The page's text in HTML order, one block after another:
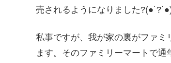
売されるようになりました
私事ですが、我が家の裏がファミ
ます。そのファミリーマートで